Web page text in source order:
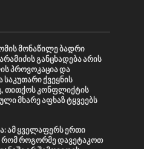
მონაწილე ბადრი
განცხადება არის
პროვოკაცია და
ქვეყნის
თითქოს კონფლიქტის
მხარე აფხაზ ტყვეებს
ამ ყველაფერს ერთი
რომ როგორმე დავეტაკოთ